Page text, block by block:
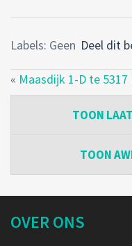
Deel dit
Labels: Geen
« Maasdijk 1-D te
TOON
TOON
OVER ONS